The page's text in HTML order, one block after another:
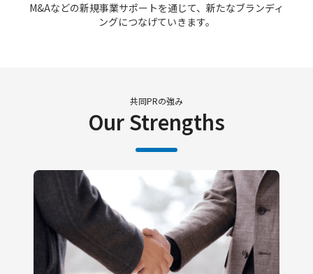
M&Aなどの新規事業サポートを通じて、新たなブランディ
ングにつなげていきます。
共同PRの強み
Our Strengths